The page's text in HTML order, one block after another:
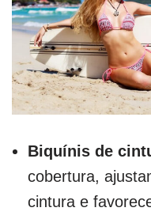
Biquínis de
cobertura,
cintura e